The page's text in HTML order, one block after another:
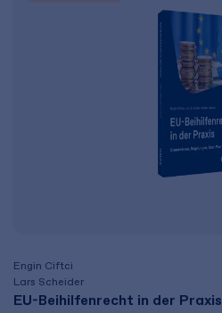
Engin Ciftci
Lars Scheider
EU-Beihilfenrecht in der Praxis